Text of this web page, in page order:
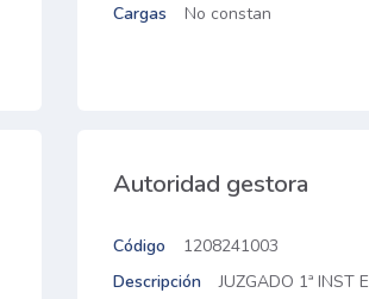
Cargas
No constan
Autoridad gestora
Código
1208241003
Descripción
JUZGADO 1ª INST